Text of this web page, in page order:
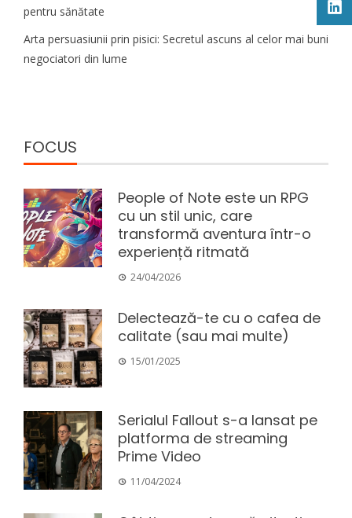
pentru sănătate
Arta persuasiunii prin pisici: Secretul ascuns al celor mai buni
negociatori din lume
FOCUS
People of Note este un RPG
cu un stil unic, care
transformă aventura într-o
experiență ritmată
24/04/2026
Delectează-te cu o cafea de
calitate (sau mai multe)
15/01/2025
Serialul Fallout s-a lansat pe
platforma de streaming
Prime Video
11/04/2024